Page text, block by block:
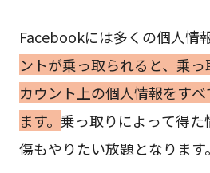
Facebookには多くの個人情
ントが乗っ取られると、乗
カウント上の個人情報をす
ます。 乗っ取りによって得
傷もやりたい放題となります。